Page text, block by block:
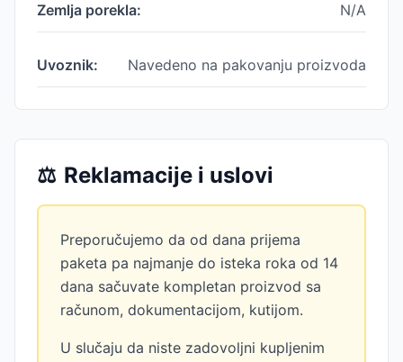
Zemlja porekla: N/A
Uvoznik: Navedeno na pakovanju proizvoda
⚖️ Reklamacije i uslovi
Preporučujemo da od dana prijema
paketa pa najmanje do isteka roka od 14
dana sačuvate kompletan proizvod sa
računom, dokumentacijom, kutijom.
U slučaju da niste zadovoljni kupljenim